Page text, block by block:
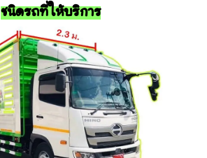
ชนิดรถที่ให้บริการ